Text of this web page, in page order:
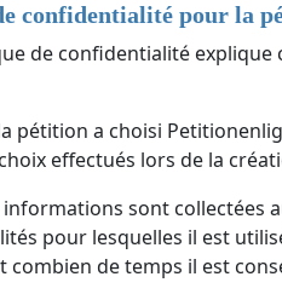
confidentialité pour la
de confidentialité
la pétition a choisi
effectués lors de la
informations sont collectées
pour lesquelles il est
combien de temps il est